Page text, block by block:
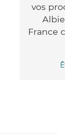
vos
France